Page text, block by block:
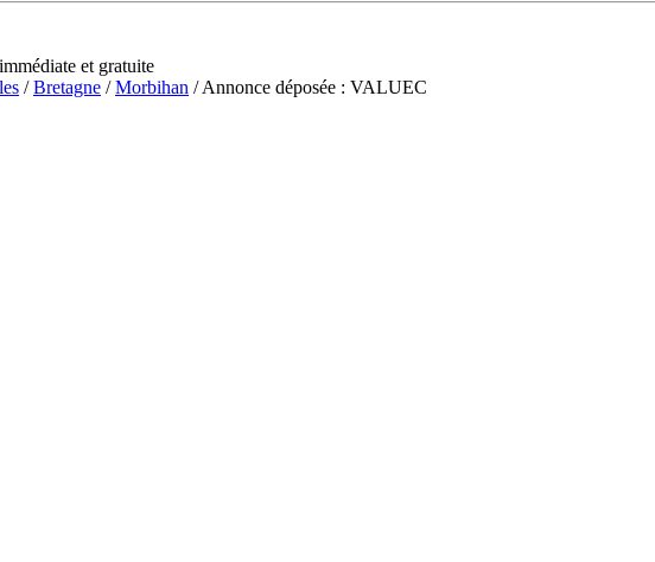
et gratuite
/Bretagne /Morbihan / Annonce déposée : VALUEC